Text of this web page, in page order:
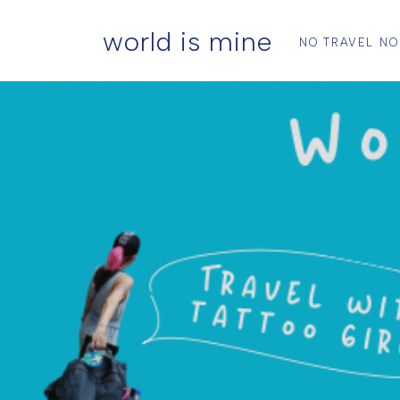
world is mine NO TRAVEL